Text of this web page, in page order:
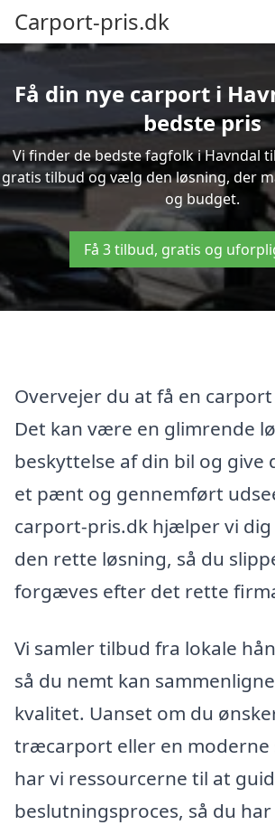
Carport-pris.dk
Få din nye carport i
bedste pris
Vi finder de bedste fagfolk i Havndal
gratis tilbud og vælg den løsning, der
og budget.
Få 3 tilbud, gratis og
Overvejer du at få en carport
Det kan være en glimrende
beskyttelse af din bil og give
et pænt og gennemført
carport-pris.dk hjælper vi
den rette løsning, så du
forgæves efter det rette
Vi samler tilbud fra lokale
så du nemt kan
kvalitet. Uanset om du
træcarport eller en moderne
har vi ressourcerne til at
beslutningsproces, så du